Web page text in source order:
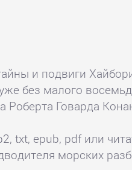
и подвиги
без малого
Говарда
txt, epub, pdf или
морских